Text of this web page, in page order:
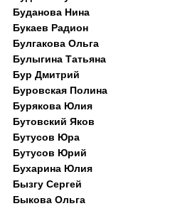
Буданова Нина
Букаев Радион
Булгакова Ольга
Булыгина Татьяна
Бур Дмитрий
Буровская Полина
Бурякова Юлия
Бутовский Яков
Бутусов Юра
Бутусов Юрий
Бухарина Юлия
Бызгу Сергей
Быкова Ольга